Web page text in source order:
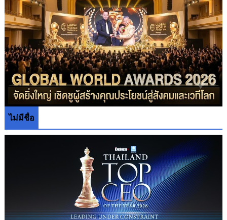
ไม่มีชื่อ